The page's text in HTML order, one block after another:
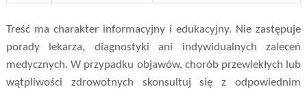
Treść ma charakter informacyjny i edukacyjny. Nie zastępuje
porady lekarza, diagnostyki ani indywidualnych zaleceń
medycznych. W przypadku objawów, chorób przewlekłych lub
wątpliwości zdrowotnych skonsultuj się z odpowiednim